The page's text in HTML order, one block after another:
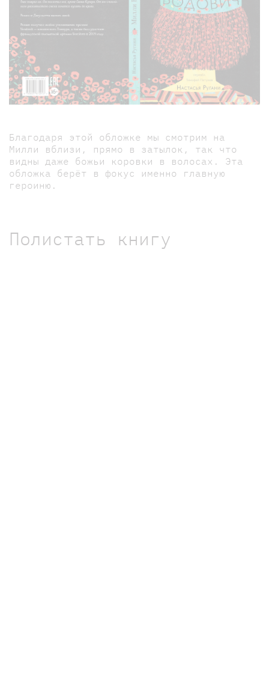
Благодаря этой обложке мы смотрим на
Милли вблизи, прямо в затылок, так что
видны даже божьи коровки в волосах. Эта
обложка берёт в фокус именно главную
героиню.
Полистать книгу